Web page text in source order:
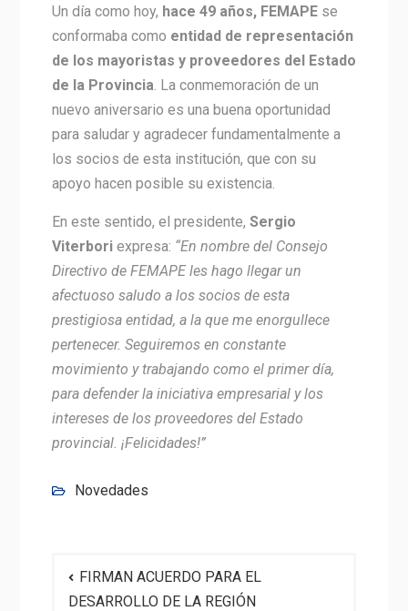
Un día como hoy, hace 49 años, FEMAPEse
conformaba como entidad de representación
de los mayoristas y proveedores del Estado
de la Provincia. La conmemoración de un
nuevo aniversario es una buena oportunidad
para saludar y agradecer fundamentalmente a
los socios de esta institución, que con su
apoyo hacen posible su existencia.
En este sentido, el presidente, Sergio
Viterboriexpresa: “En nombre del Consejo
Directivo de FEMAPE les hago llegar un
afectuoso saludo a los socios de esta
prestigiosa entidad, a la que me enorgullece
pertenecer. Seguiremos en constante
movimiento y trabajando como el primer día,
para defender la iniciativa empresarial y los
intereses de los proveedores del Estado
provincial. ¡Felicidades!”
Novedades
FIRMAN ACUERDO PARA EL
DESARROLLO DE LA REGIÓN